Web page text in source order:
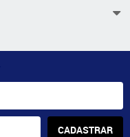
CADASTRAR